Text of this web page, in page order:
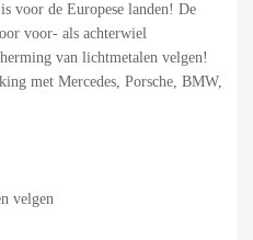
voor de Europese landen! De
voor- als achterwiel
van lichtmetalen velgen!
met Mercedes, Porsche, BMW,
velgen